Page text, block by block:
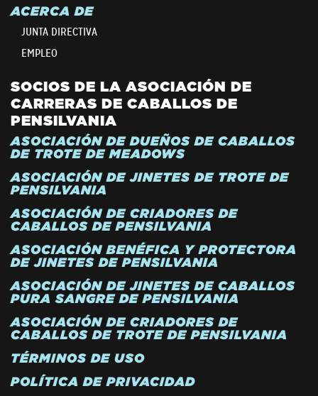
ACERCA DE
JUNTA DIRECTIVA
EMPLEO
SOCIOS DE LA ASOCIACIÓN DE
CARRERAS DE CABALLOS DE
PENSILVANIA
ASOCIACIÓN DE DUEÑOS DE CABALLOS
DE TROTE DE MEADOWS
ASOCIACIÓN DE JINETES DE TROTE DE
PENSILVANIA
ASOCIACIÓN DE CRIADORES DE
CABALLOS DE PENSILVANIA
ASOCIACIÓN BENÉFICA Y PROTECTORA
DE JINETES DE PENSILVANIA
ASOCIACIÓN DE JINETES DE CABALLOS
PURA SANGRE DE PENSILVANIA
ASOCIACIÓN DE CRIADORES DE
CABALLOS DE TROTE DE PENSILVANIA
TÉRMINOS DE USO
POLÍTICA DE PRIVACIDAD